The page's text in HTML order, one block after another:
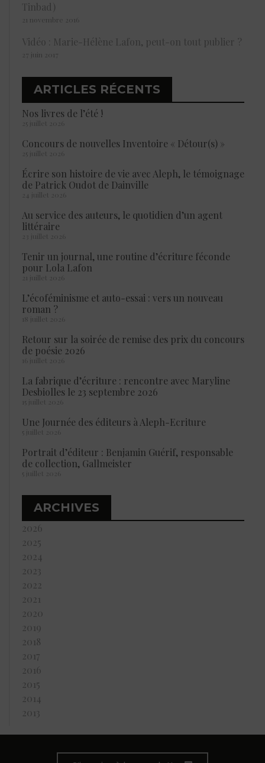
Tinbad)
21 novembre 2016
Vidéo : Marie-Hélène Lafon, peut-on tout publier ?
27 juin 2017
ARTICLES RÉCENTS
Nos livres de l’été !
25 juillet 2026
Concours de nouvelles Inventoire « Détour(s) »
25 juillet 2026
Écrire son histoire de vie avec Aleph, le témoignage
de Patrick Oudot de Dainville
24 juillet 2026
Au service des auteurs, le quotidien d’un agent
littéraire
23 juillet 2026
Tenir un journal, une routine d’écriture féconde
pour Lola Lafon
21 juillet 2026
L’écoféminisme et auto-essai : vers un nouveau
roman ?
18 juillet 2026
Retour sur la soirée de remise des prix du concours
de poésie 2026
16 juillet 2026
La fabrique d’écriture : rencontre avec Maryline
Desbiolles le 23 septembre 2026
15 juillet 2026
Une Journée des éditeurs à Aleph-Ecriture
5 juillet 2026
Portrait d’éditeur : Benjamin Guérif, responsable
de collection, Gallmeister
5 juillet 2026
ARCHIVES
2026
2025
2024
2023
2022
2021
2020
2019
2018
2017
2016
2015
2014
2013